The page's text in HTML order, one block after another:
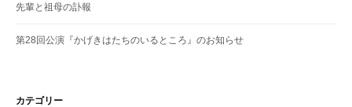
先輩と祖母の訃報
第28回公演『かげきはたちのいるところ』のお知らせ
カテゴリー